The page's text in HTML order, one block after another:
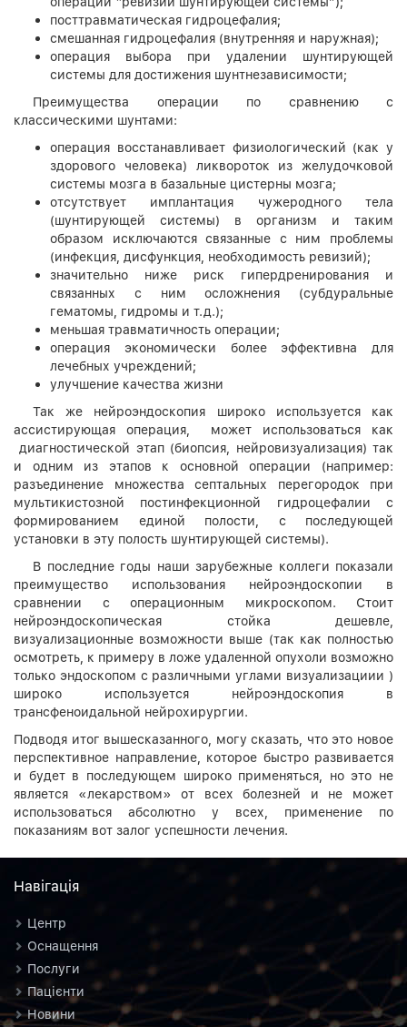
посттравматическая гидроцефалия;
смешанная гидроцефалия (внутренняя и наружная);
операция выбора при удалении шунтирующей
системы для достижения шунтнезависимости;
Преимущества операции по сравнению с
классическими шунтами:
операция восстанавливает физиологический (как у
здорового человека) ликвороток из желудочковой
системы мозга в базальные цистерны мозга;
отсутствует имплантация чужеродного тела
(шунтирующей системы) в организм и таким
образом исключаются связанные с ним проблемы
(инфекция, дисфункция, необходимость ревизий);
значительно ниже риск гипердренирования и
связанных с ним осложнения (субдуральные
гематомы, гидромы и т.д.);
меньшая травматичность операции;
операция экономически более эффективна для
лечебных учреждений;
улучшение качества жизни
Так же нейроэндоскопия широко используется как
ассистирующая операция, может использоваться как
диагностической этап (биопсия, нейровизуализация) так
и одним из этапов к основной операции (например:
разъединение множества септальных перегородок при
мультикистозной постинфекционной гидроцефалии с
формированием единой полости, с последующей
установки в эту полость шунтирующей системы).
В последние годы наши зарубежные коллеги показали
преимущество использования нейроэндоскопии в
сравнении с операционным микроскопом. Стоит
нейроэндоскопическая стойка дешевле,
визуализационные возможности выше (так как полностью
осмотреть, к примеру в ложе удаленной опухоли возможно
только эндоскопом с различными углами визуализациии )
широко используется нейроэндоскопия в
трансфеноидальной нейрохирургии.
Подводя итог вышесказанного, могу сказать, что это новое
перспективное направление, которое быстро развивается
и будет в последующем широко применяться, но это не
является «лекарством» от всех болезней и не может
использоваться абсолютно у всех, применение по
показаниям вот залог успешности лечения.
Навiгацiя
Центр
Оснащення
Послуги
Пацієнти
Новини